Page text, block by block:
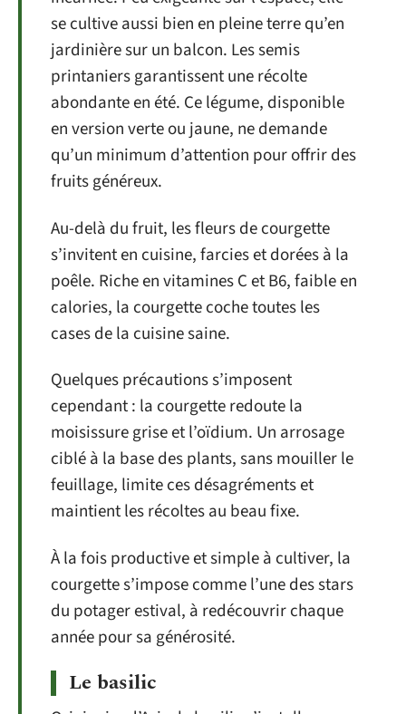
se cultive aussi bien en pleine terre qu’en
jardinière sur un balcon. Les semis
printaniers garantissent une récolte
abondante en été. Ce légume, disponible
en version verte ou jaune, ne demande
qu’un minimum d’attention pour offrir des
fruits généreux.
Au-delà du fruit, les fleurs de courgette
s’invitent en cuisine, farcies et dorées à la
poêle. Riche en vitamines C et B6, faible en
calories, la courgette coche toutes les
cases de la cuisine saine.
Quelques précautions s’imposent
cependant : la courgette redoute la
moisissure grise et l’oïdium. Un arrosage
ciblé à la base des plants, sans mouiller le
feuillage, limite ces désagréments et
maintient les récoltes au beau fixe.
À la fois productive et simple à cultiver, la
courgette s’impose comme l’une des stars
du potager estival, à redécouvrir chaque
année pour sa générosité.
Le basilic